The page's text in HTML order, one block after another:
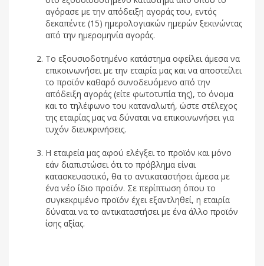
αγόρασε με την απόδειξη αγοράς του, εντός
δεκαπέντε (15) ημερολογιακών ημερών ξεκινώντας
από την ημερομηνία αγοράς.
Το εξουσιοδοτημένο κατάστημα οφείλει άμεσα να
επικοινωνήσει με την εταιρία μας και να αποστείλει
το προϊόν καθαρό συνοδευόμενο από την
απόδειξη αγοράς (είτε φωτοτυπία της), το όνομα
και το τηλέφωνο του καταναλωτή, ώστε στέλεχος
της εταιρίας μας να δύναται να επικοινωνήσει για
τυχόν διευκρινήσεις.
Η εταιρεία μας αφού ελέγξει το προϊόν και μόνο
εάν διαπιστώσει ότι το πρόβλημα είναι
κατασκευαστικό, θα το αντικαταστήσει άμεσα με
ένα νέο ίδιο προϊόν. Σε περίπτωση όπου το
συγκεκριμένο προϊόν έχει εξαντληθεί, η εταιρία
δύναται να το αντικαταστήσει με ένα άλλο προϊόν
ίσης αξίας.